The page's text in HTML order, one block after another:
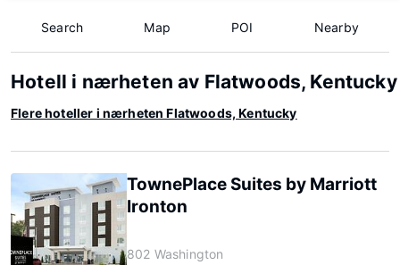
Search Map POI Nearby
Hotell i nærheten av Flatwoods, Kentucky
Flere hoteller i nærheten Flatwoods, Kentucky
TownePlace Suites by Marriott
Ironton
802 Washington